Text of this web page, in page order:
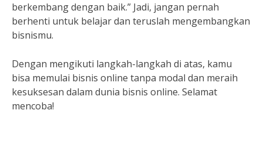
berkembang dengan baik.” Jadi, jangan pernah
berhenti untuk belajar dan teruslah mengembangkan
bisnismu.
Dengan mengikuti langkah-langkah di atas, kamu
bisa memulai bisnis online tanpa modal dan meraih
kesuksesan dalam dunia bisnis online. Selamat
mencoba!